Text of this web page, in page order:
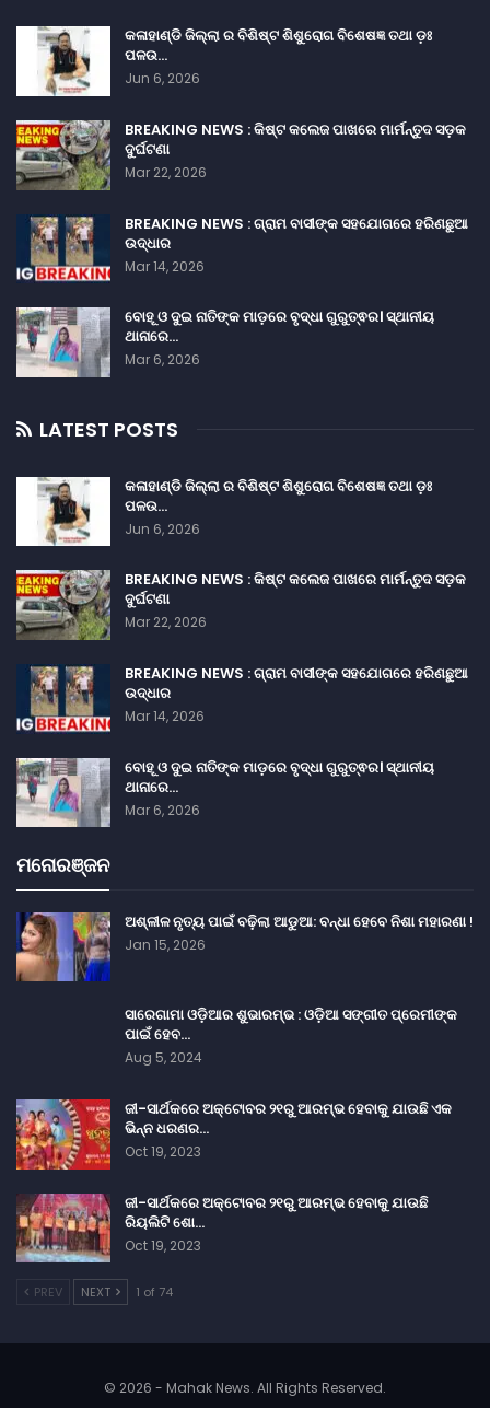
କଳାହାଣ୍ଡି ଜିଲ୍ଲା ର ବିଶିଷ୍ଟ ଶିଶୁରୋଗ ବିଶେଷଜ୍ଞ ତଥା ଡ଼ଃ
ପଳଉ…
Jun 6, 2026
BREAKING NEWS : କିଷ୍ଟ କଲେଜ ପାଖରେ ମାର୍ମନ୍ତୁଦ ସଡ଼କ
ଦୁର୍ଘଟଣା
Mar 22, 2026
BREAKING NEWS : ଗ୍ରାମ ବାସୀଙ୍କ ସହଯୋଗରେ ହରିଣଛୁଆ
ଉଦ୍ଧାର
Mar 14, 2026
ବୋହୂ ଓ ଦୁଇ ନାତିଙ୍କ ମାଡ଼ରେ ବୃଦ୍ଧା ଗୁରୁତ୍ଵର। ସ୍ଥାନୀୟ
ଥାନାରେ…
Mar 6, 2026
LATEST POSTS
କଳାହାଣ୍ଡି ଜିଲ୍ଲା ର ବିଶିଷ୍ଟ ଶିଶୁରୋଗ ବିଶେଷଜ୍ଞ ତଥା ଡ଼ଃ
ପଳଉ…
Jun 6, 2026
BREAKING NEWS : କିଷ୍ଟ କଲେଜ ପାଖରେ ମାର୍ମନ୍ତୁଦ ସଡ଼କ
ଦୁର୍ଘଟଣା
Mar 22, 2026
BREAKING NEWS : ଗ୍ରାମ ବାସୀଙ୍କ ସହଯୋଗରେ ହରିଣଛୁଆ
ଉଦ୍ଧାର
Mar 14, 2026
ବୋହୂ ଓ ଦୁଇ ନାତିଙ୍କ ମାଡ଼ରେ ବୃଦ୍ଧା ଗୁରୁତ୍ଵର। ସ୍ଥାନୀୟ
ଥାନାରେ…
Mar 6, 2026
ମନୋରଞ୍ଜନ
ଅଶ୍ଳୀଳ ନୃତ୍ୟ ପାଇଁ ବଢ଼ିଲା ଆଡୁଆ: ବନ୍ଧା ହେବେ ନିଶା ମହାରଣା !
Jan 15, 2026
ସାରେଗାମା ଓଡ଼ିଆର ଶୁଭାରମ୍ଭ : ଓଡ଼ିଆ ସଙ୍ଗୀତ ପ୍ରେମୀଙ୍କ
ପାଇଁ ହେବ…
Aug 5, 2024
ଜୀ-ସାର୍ଥକରେ ଅକ୍ଟୋବର ୨୧ରୁ ଆରମ୍ଭ ହେବାକୁ ଯାଉଛି ଏକ
ଭିନ୍ନ ଧରଣର…
Oct 19, 2023
ଜୀ-ସାର୍ଥକରେ ଅକ୍ଟୋବର ୨୧ରୁ ଆରମ୍ଭ ହେବାକୁ ଯାଉଛି
ରିୟଲିଟି ଶୋ…
Oct 19, 2023
PREV NEXT 1 of 74
© 2026 - Mahak News. All Rights Reserved.